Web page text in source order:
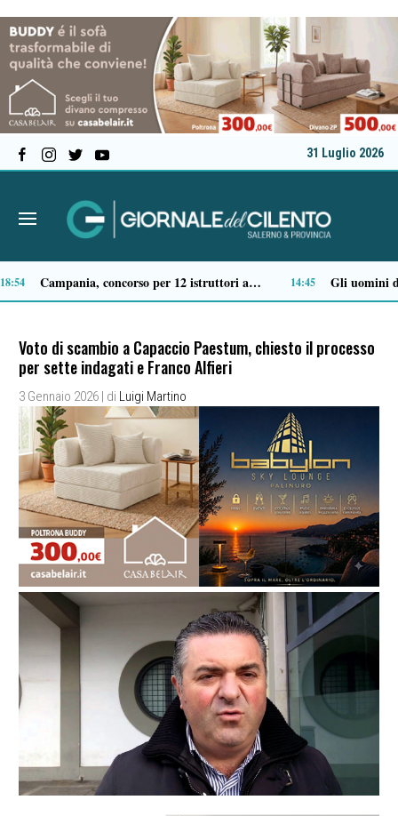
31 Luglio 2026
12:50 12:29
Voto di scambio a Capaccio Paestum, chiesto il processo
per sette indagati e Franco Alfieri
3 Gennaio 2026 | di Luigi Martino